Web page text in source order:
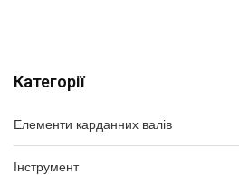
Категорії
Елементи карданних валів
Інструмент